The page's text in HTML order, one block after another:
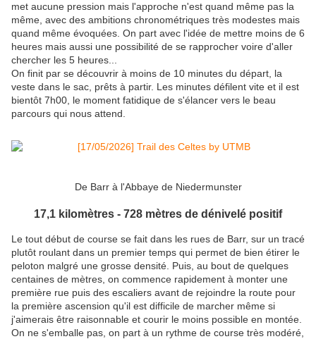
met aucune pression mais l'approche n'est quand même pas la
même, avec des ambitions chronométriques très modestes mais
quand même évoquées. On part avec l'idée de mettre moins de 6
heures mais aussi une possibilité de se rapprocher voire d'aller
chercher les 5 heures...
On finit par se découvrir à moins de 10 minutes du départ, la
veste dans le sac, prêts à partir. Les minutes défilent vite et il est
bientôt 7h00, le moment fatidique de s'élancer vers le beau
parcours qui nous attend.
De Barr à l'Abbaye de Niedermunster
17,1 kilomètres - 728 mètres de dénivelé positif
Le tout début de course se fait dans les rues de Barr, sur un tracé
plutôt roulant dans un premier temps qui permet de bien étirer le
peloton malgré une grosse densité. Puis, au bout de quelques
centaines de mètres, on commence rapidement à monter une
première rue puis des escaliers avant de rejoindre la route pour
la première ascension qu'il est difficile de marcher même si
j'aimerais être raisonnable et courir le moins possible en montée.
On ne s'emballe pas, on part à un rythme de course très modéré,